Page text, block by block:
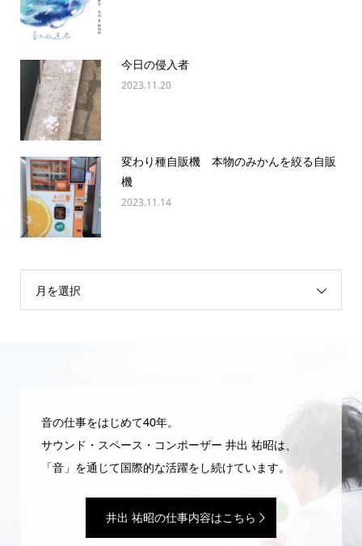
今日の侵入者
2023.11.20
変わり種自販機 本物のみかんを絞る自販
機
2023.11.14
月を選択
音の仕事をはじめて40年。
サウンド・スペース・コンポーザー 井出 祐昭は、
「音」を通じて国際的な活躍をし続けています。
井出 祐昭の仕事内容はこちら